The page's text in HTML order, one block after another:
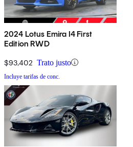
2024 Lotus Emira I4 First
Edition RWD
$93,402 Trato justo
Incluye tarifas de conc.